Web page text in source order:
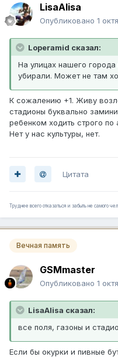
LisaAlisa
Опубликовано 1
Loperamid сказал:
На улицах нашего
убирали. Может не там
К сожалению +1. Живу
стадионы буквально
ребенком ходить строго
Нет у нас культуры, нет.
Цитата
Труднее всего отказаться и забыть не самого
Вечная память
GSMmaster
Опубликовано 1
LisaAlisa сказал:
все поля, газоны и
Если бы окурки и пивные